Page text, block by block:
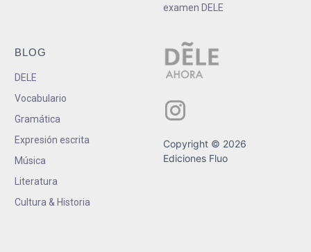
examen DELE
BLOG
DELE
Vocabulario
Gramática
Expresión escrita
Música
Literatura
Cultura & Historia
Copyright © 2026
Ediciones Fluo